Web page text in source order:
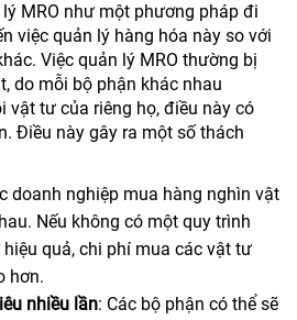
MRO như một phương pháp đi
việc quản lý hàng hóa này so với
Việc quản lý MRO thường bị
do mỗi bộ phận khác nhau
vật tư của riêng họ, điều này có
Điều này gây ra một số thách
doanh nghiệp mua hàng nghìn vật
Nếu không có một quy trình
quả, chi phí mua các vật tư
hơn.
nhiều lần: Các bộ phận có thể sẽ